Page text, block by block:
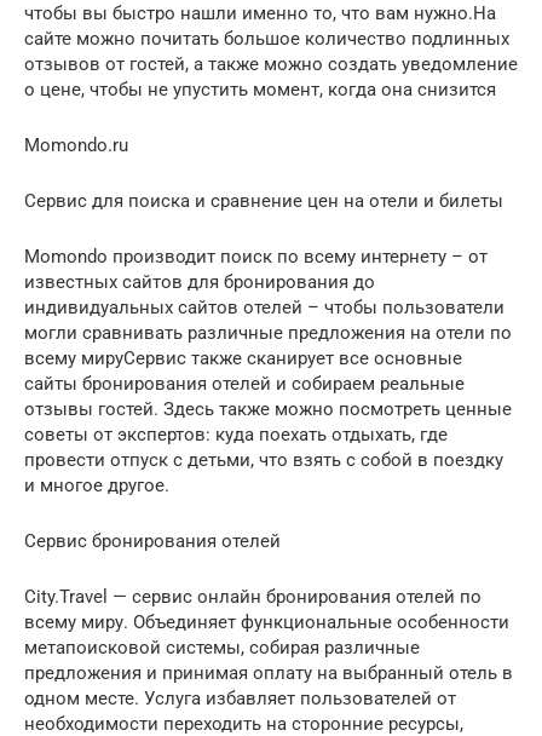
чтобы вы быстро нашли именно то, что вам нужно.На
сайте можно почитать большое количество подлинных
отзывов от гостей, а также можно создать уведомление
о цене, чтобы не упустить момент, когда она снизится
Momondo.ru
Сервис для поиска и сравнение цен на отели и билеты
Momondo производит поиск по всему интернету – от
известных сайтов для бронирования до
индивидуальных сайтов отелей – чтобы пользователи
могли сравнивать различные предложения на отели по
всему мируСервис также сканирует все основные
сайты бронирования отелей и собираем реальные
отзывы гостей. Здесь также можно посмотреть ценные
советы от экспертов: куда поехать отдыхать, где
провести отпуск с детьми, что взять с собой в поездку
и многое другое.
Сервис бронирования отелей
City.Travel — сервис онлайн бронирования отелей по
всему миру. Объединяет функциональные особенности
метапоисковой системы, собирая различные
предложения и принимая оплату на выбранный отель в
одном месте. Услуга избавляет пользователей от
необходимости переходить на сторонние ресурсы,